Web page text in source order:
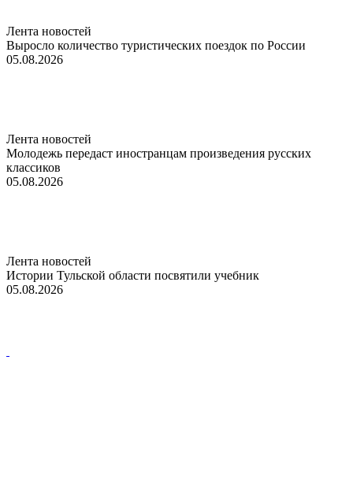
Лента новостей
Выросло количество туристических поездок по России
05.08.2026
Лента новостей
Молодежь передаст иностранцам произведения русских
классиков
05.08.2026
Лента новостей
Истории Тульской области посвятили учебник
05.08.2026